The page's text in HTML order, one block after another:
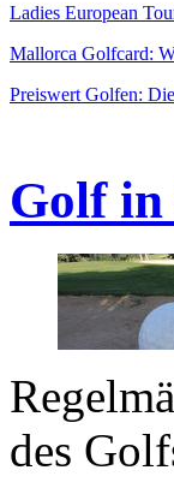
Ladies European
Mallorca Golfcard:
Preiswert Golfen:
Golf in
des